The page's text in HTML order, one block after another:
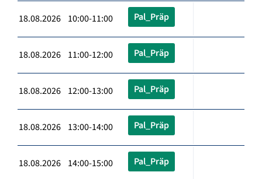
18.08.2026 10:00-11:00 Pal_Präp
18.08.2026 11:00-12:00 Pal_Präp
18.08.2026 12:00-13:00 Pal_Präp
18.08.2026 13:00-14:00 Pal_Präp
18.08.2026 14:00-15:00 Pal_Präp